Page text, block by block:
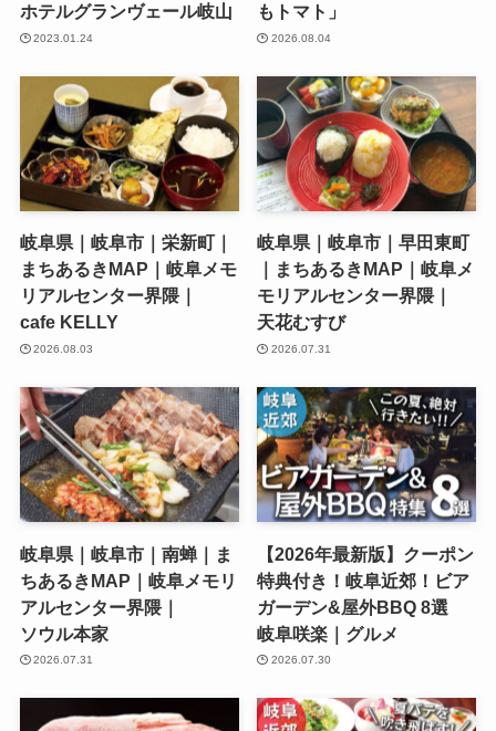
ホテルグランヴェール岐山
2023.01.24
もトマト」
2026.08.04
岐阜県｜岐阜市｜栄新町｜
まちあるきMAP｜岐阜メモ
リアルセンター界隈｜
cafe KELLY
2026.08.03
岐阜県｜岐阜市｜早田東町
｜まちあるきMAP｜岐阜メ
モリアルセンター界隈｜
天花むすび
2026.07.31
岐阜県｜岐阜市｜南蝉｜ま
ちあるきMAP｜岐阜メモリ
アルセンター界隈｜
ソウル本家
2026.07.31
【2026年最新版】クーポン
特典付き！岐阜近郊！ビア
ガーデン&屋外BBQ 8選
岐阜咲楽｜グルメ
2026.07.30